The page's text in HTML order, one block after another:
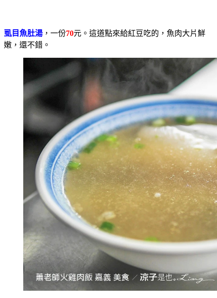
虱目魚肚湯 ，一份70元。這道點來給紅豆吃的，魚肉大片鮮
嫩，還不錯。